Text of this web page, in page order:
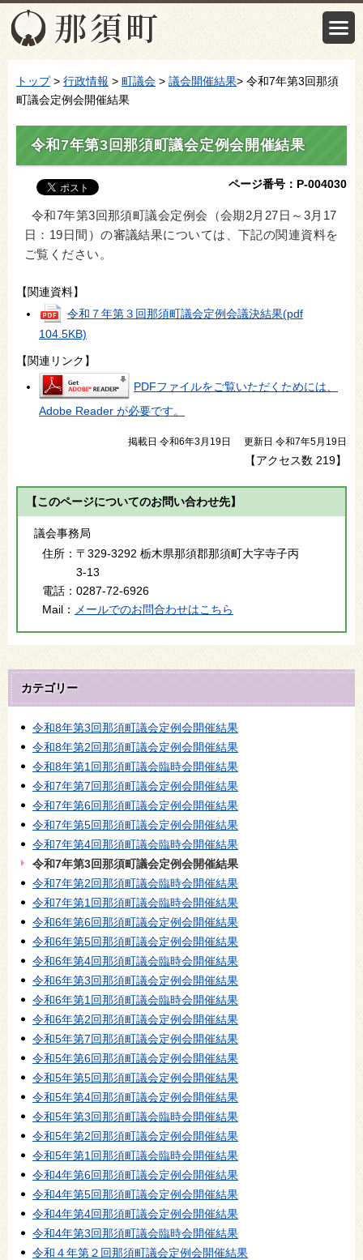
トップ> 行政情報 > 町議会 > 議会開催結果> 令和7年第3回那須
町議会定例会開催結果
令和7年第3回那須町議会定例会開催結果
ページ番号：P-004030
令和7年第3回那須町議会定例会（会期2月27日～3月17
日：19日間）の審議結果については、下記の関連資料を
ご覧ください。
【関連資料】
令和７年第３回那須町議会定例会議決結果(pdf
104.5KB)
【関連リンク】
PDFファイルをご覧いただくためには、
Adobe Reader が必要です。
掲載日 令和6年3月19日 更新日 令和7年5月19日
【アクセス数 219】
【このページについてのお問い合わせ先】
議会事務局
住所： 〒329-3292 栃木県那須郡那須町大字寺子丙
3-13
電話： 0287-72-6926
Mail：
メールでのお問合わせはこちら
カテゴリー
令和8年第3回那須町議会定例会開催結果
令和8年第2回那須町議会定例会開催結果
令和8年第1回那須町議会臨時会開催結果
令和7年第7回那須町議会定例会開催結果
令和7年第6回那須町議会定例会開催結果
令和7年第5回那須町議会定例会開催結果
令和7年第4回那須町議会臨時会開催結果
令和7年第3回那須町議会定例会開催結果
令和7年第2回那須町議会臨時会開催結果
令和7年第1回那須町議会臨時会開催結果
令和6年第6回那須町議会定例会開催結果
令和6年第5回那須町議会定例会開催結果
令和6年第4回那須町議会臨時会開催結果
令和6年第3回那須町議会定例会開催結果
令和6年第1回那須町議会臨時会開催結果
令和6年第2回那須町議会定例会開催結果
令和5年第7回那須町議会定例会開催結果
令和5年第6回那須町議会定例会開催結果
令和5年第5回那須町議会定例会開催結果
令和5年第4回那須町議会定例会開催結果
令和5年第3回那須町議会臨時会開催結果
令和5年第2回那須町議会定例会開催結果
令和5年第1回那須町議会臨時会開催結果
令和4年第6回那須町議会定例会開催結果
令和4年第5回那須町議会定例会開催結果
令和4年第4回那須町議会定例会開催結果
令和4年第3回那須町議会臨時会開催結果
令和４年第２回那須町議会定例会開催結果